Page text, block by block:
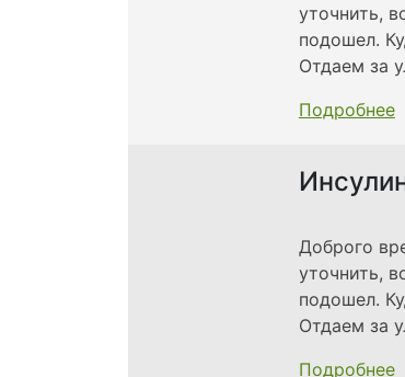
уточнить,
подошел.
Отдаем за
Подробнее
Доброго
уточнить,
подошел.
Отдаем за
Подробнее